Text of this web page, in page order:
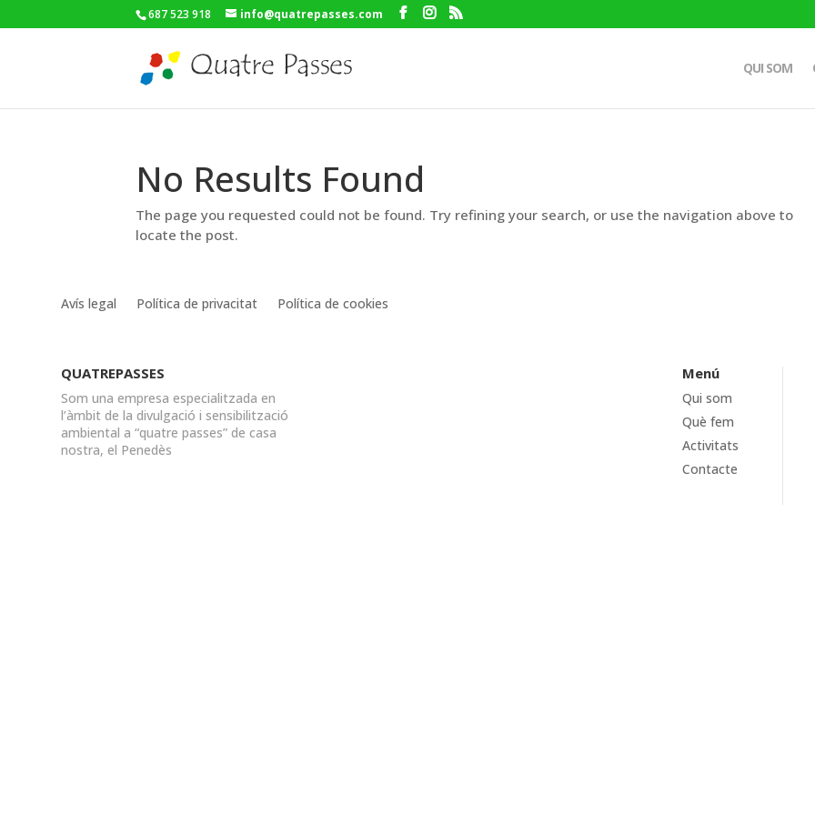
687 523 918 info@quatrepasses.com
QUI SOM
No Results Found
The page you requested could not be found. Try refining your search, or use the navigation above to
locate the post.
Avís legal Política de privacitat Política de cookies
QUATREPASSES
Som una empresa especialitzada en
l’àmbit de la divulgació i sensibilització
ambiental a “quatre passes” de casa
nostra, el Penedès
Menú
Qui som
Què fem
Activitats
Contacte